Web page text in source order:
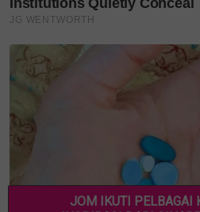
Zaskia Sungkar bersalin
TTC